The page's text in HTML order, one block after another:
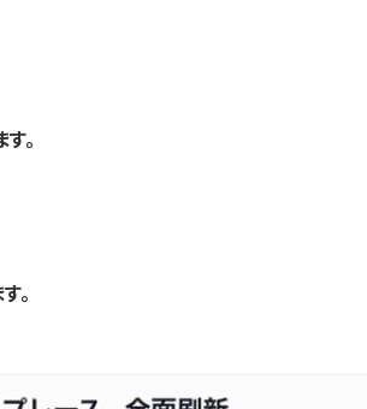
。
。